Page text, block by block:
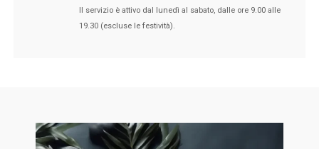
Il servizio è attivo dal lunedì al sabato, dalle ore 9.00 alle
19.30 (escluse le festività).
🖤BLACK FRIDAY dal 13 a l 25
Novembre sconti fino al 50% Su